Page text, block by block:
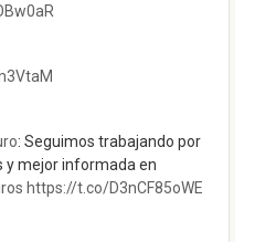
: Seguimos trabajando por
y mejor informada en
https://t.co/D3nCF85oWE